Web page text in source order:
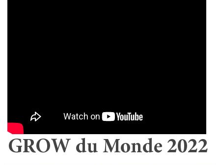
GROW du Monde 2022